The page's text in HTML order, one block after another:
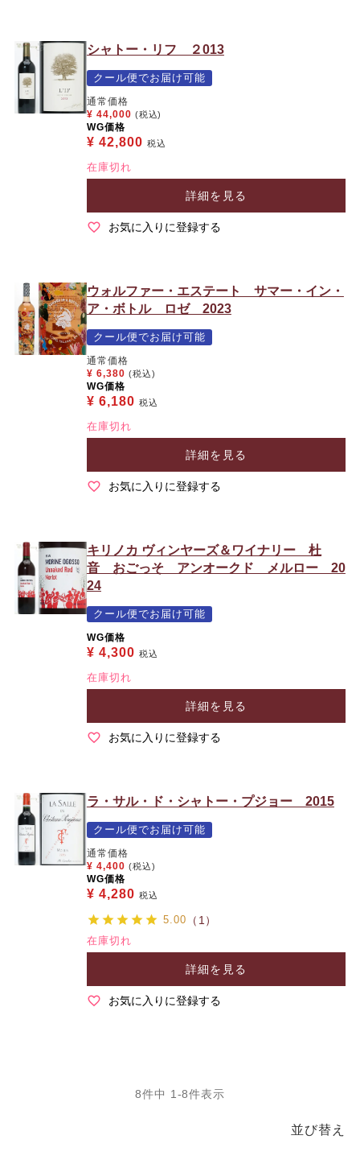
シャトー・リフ ２013
クール便でお届け可能
通常価格
¥ 44,000 (税込)
WG価格
¥ 42,800 税込
在庫切れ
詳細を見る
お気に入りに登録する
ウォルファー・エステート サマー・イン・
ア・ボトル ロゼ 2023
クール便でお届け可能
通常価格
¥ 6,380 (税込)
WG価格
¥ 6,180 税込
在庫切れ
詳細を見る
お気に入りに登録する
キリノカ ヴィンヤーズ＆ワイナリー 杜
音 おごっそ アンオークド メルロー 20
24
クール便でお届け可能
WG価格
¥ 4,300 税込
在庫切れ
詳細を見る
お気に入りに登録する
ラ・サル・ド・シャトー・プジョー 2015
クール便でお届け可能
通常価格
¥ 4,400 (税込)
WG価格
¥ 4,280 税込
5.00 （1）
在庫切れ
詳細を見る
お気に入りに登録する
並び替え
8件中 1 -8件表示